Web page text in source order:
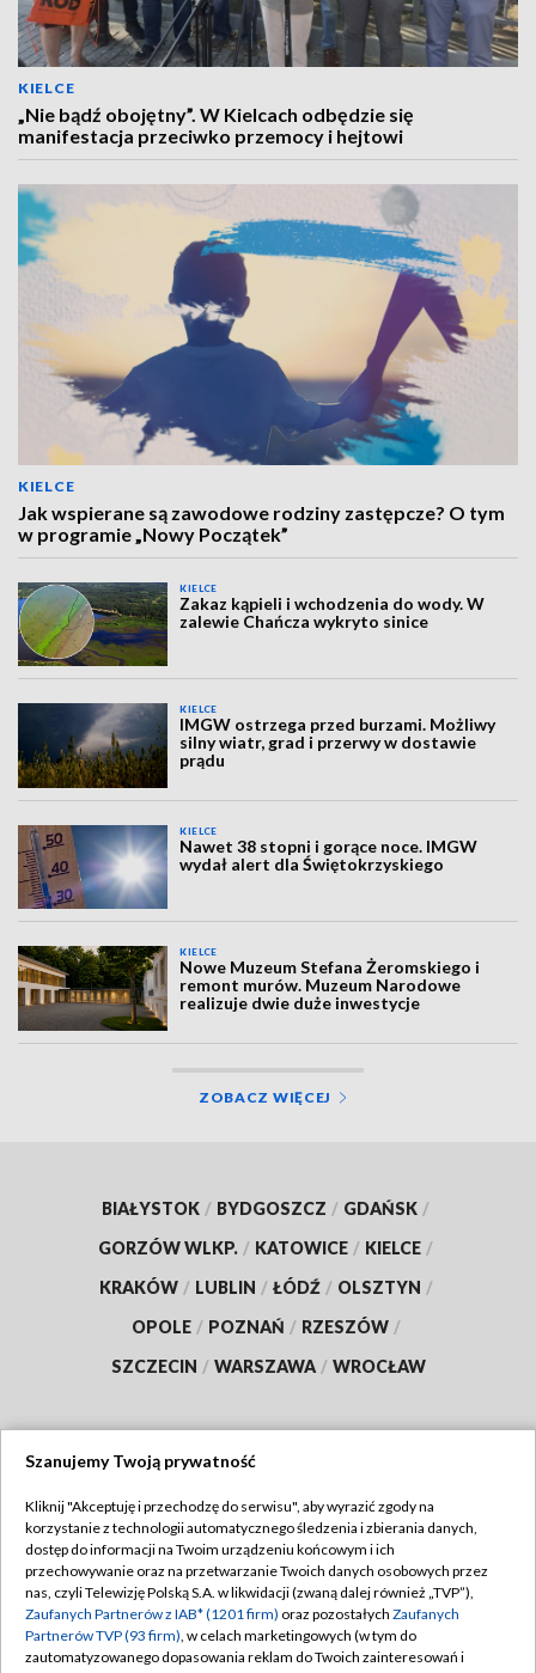
KIELCE
„Nie bądź obojętny”. W Kielcach odbędzie się
manifestacja przeciwko przemocy i hejtowi
KIELCE
Jak wspierane są zawodowe rodziny zastępcze? O tym
w programie „Nowy Początek”
KIELCE
Zakaz kąpieli i wchodzenia do wody. W
zalewie Chańcza wykryto sinice
KIELCE
IMGW ostrzega przed burzami. Możliwy
silny wiatr, grad i przerwy w dostawie
prądu
KIELCE
Nawet 38 stopni i gorące noce. IMGW
wydał alert dla Świętokrzyskiego
KIELCE
Nowe Muzeum Stefana Żeromskiego i
remont murów. Muzeum Narodowe
realizuje dwie duże inwestycje
ZOBACZ WIĘCEJ
BIAŁYSTOK / BYDGOSZCZ / GDAŃSK /
GORZÓW WLKP. / KATOWICE / KIELCE /
KRAKÓW / LUBLIN / ŁÓDŹ / OLSZTYN /
OPOLE / POZNAŃ / RZESZÓW /
SZCZECIN / WARSZAWA / WROCŁAW
TVP
Abonament TVP
Emisja w TVP
Centrum informacji TVP
Regulamin TVP
Polityka prywatności
Moje zgody
Szanujemy Twoją prywatność
Kliknij "Akceptuję i przechodzę do serwisu", aby wyrazić zgody na
korzystanie z technologii automatycznego śledzenia i zbierania danych,
dostęp do informacji na Twoim urządzeniu końcowym i ich
przechowywanie oraz na przetwarzanie Twoich danych osobowych przez
nas, czyli Telewizję Polską S.A. w likwidacji (zwaną dalej również „TVP”),
Zaufanych Partnerów z IAB* (1201 firm) oraz pozostałych Zaufanych
Partnerów TVP (93 firm), w celach marketingowych (w tym do
zautomatyzowanego dopasowania reklam do Twoich zainteresowań i